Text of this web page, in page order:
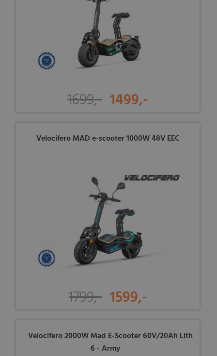
1699,- 1499,-
Velocifero MAD e-scooter 1000W 48V EEC
1799,- 1599,-
Velocifero 2000W Mad E-Scooter 60V/20Ah Lith
6 - Army